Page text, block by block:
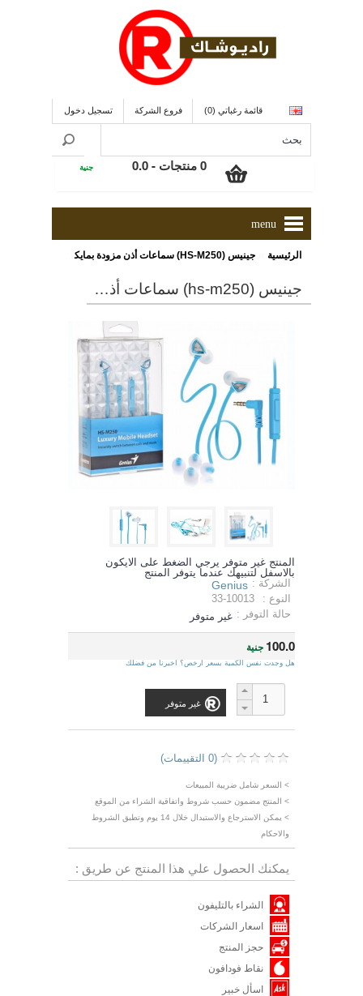
قائمة رغباتي (0) فروع الشركة تسجيل دخول
0 منتجات - 0.0 جنية
menu
الرئيسية جينيس (HS-M250) سماعات أذن مزودة بمايكروفون, ذات لون أزرق
جينيس (hs-m250) سماعات أذن مزودة بمايكروفون, ذات لون أزرق
المنتج غير متوفر يرجي الضغط على الايكون
بالاسفل لتنبيهك عندما يتوفر المنتج
الشركة : Genius
النوع :
33-10013
حالة التوفر : غير متوفر
100.0 جنية
هل وجدت نفس الكمية بسعر ارخص؟ اخبرنا من فضلك
غير متوفر
(0 التقييمات)
> السعر شامل ضريبة المبيعات
> المنتج مضمون حسب شروط واتفاقية الشراء من الموقع
> يمكن الاسترجاع والاستبدال خلال 14 يوم وتطبق الشروط
والاحكام
يمكنك الحصول علي هذا المنتج عن طريق :
الشراء بالتليفون
اسعار الشركات
حجز المنتج
نقاط فودافون
اسأل خبير